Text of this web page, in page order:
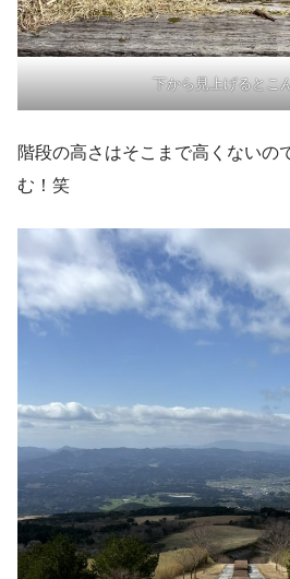
下から見上げるとこ
階段の高さはそこまで高くないの
む！笑